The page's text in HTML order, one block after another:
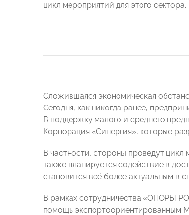
цикл мероприятий для этого сектора.
Сложившаяся экономическая
Сегодня, как никогда ранее,
В поддержку малого и среднего
Корпорация «Синергия», которые
В частности, стороны проведут
также планируется содействие в
становится всё более актуальным в
В рамках сотрудничества «ОПОРЫ
помощь экспортоориентированным